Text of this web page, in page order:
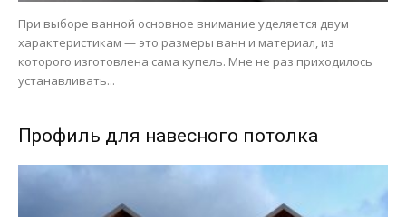
При выборе ванной основное внимание уделяется двум
характеристикам — это размеры ванн и материал, из
которого изготовлена сама купель. Мне не раз приходилось
устанавливать...
Профиль для навесного потолка